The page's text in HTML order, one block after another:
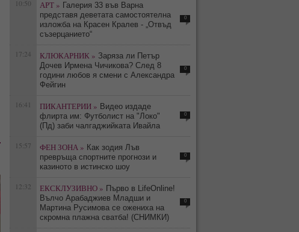
10:50 АРТ » Галерия 33 във Варна
представя деветата самостоятелна
изложба на Красен Кралев - „Отвъд
съзерцанието“
0
17:24 КЛЮКАРНИК » Заряза ли Петър
Дочев Ирмена Чичикова? След 8
години любов я смени с Александра
Фейгин
0
16:41 ПИКАНТЕРИИ » Видео издаде
флирта им: Футболист на "Локо"
(Пд) заби чалгаджийката Ивайла
0
15:57 ФЕН ЗОНА » Как зодия Лъв
превръща спортните прогнози и
казиното в истинско шоу
0
12:32 ЕКСКЛУЗИВНО » Първо в LifeOnline!
Вълчо Арабаджиев Младши и
Мартина Русимова сe oжениха на
скромна плажна сватба! (СНИМКИ)
0